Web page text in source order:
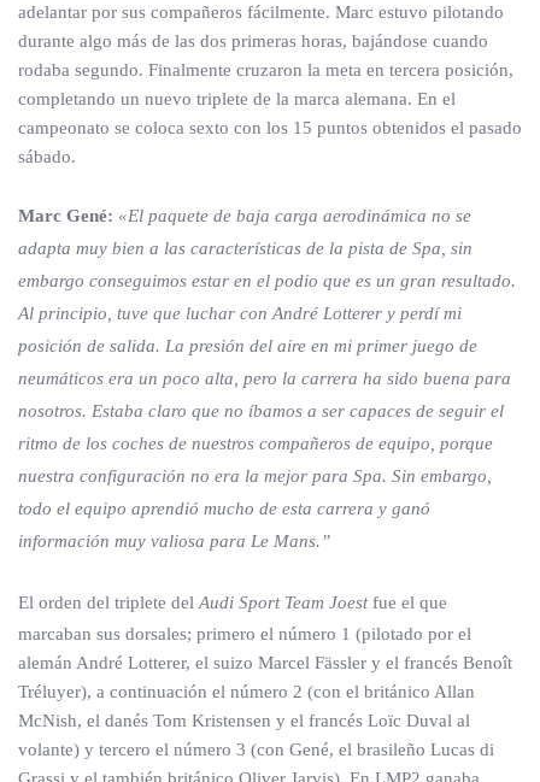
adelantar por sus compañeros fácilmente. Marc estuvo pilotando
durante algo más de las dos primeras horas, bajándose cuando
rodaba segundo. Finalmente cruzaron la meta en tercera posición,
completando un nuevo triplete de la marca alemana. En el
campeonato se coloca sexto con los 15 puntos obtenidos el pasado
sábado.
Marc Gené: «El paquete de baja carga aerodinámica no se
adapta muy bien a las características de la pista de Spa, sin
embargo conseguimos estar en el podio que es un gran resultado.
Al principio, tuve que luchar con André Lotterer y perdí mi
posición de salida. La presión del aire en mi primer juego de
neumáticos era un poco alta, pero la carrera ha sido buena para
nosotros. Estaba claro que no íbamos a ser capaces de seguir el
ritmo de los coches de nuestros compañeros de equipo, porque
nuestra configuración no era la mejor para Spa. Sin embargo,
todo el equipo aprendió mucho de esta carrera y ganó
información muy valiosa para Le Mans.”
El orden del triplete del Audi Sport Team Joestfue el que
marcaban sus dorsales; primero el número 1 (pilotado por el
alemán André Lotterer, el suizo Marcel Fässler y el francés Benoît
Tréluyer), a continuación el número 2 (con el británico Allan
McNish, el danés Tom Kristensen y el francés Loïc Duval al
volante) y tercero el número 3 (con Gené, el brasileño Lucas di